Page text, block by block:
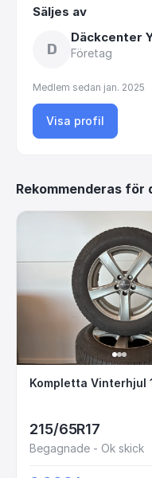
Säljes av
D
Däckcenter
Företag
Medlem sedan jan. 2025
Visa profil
Rekommenderas för
Kompletta
215/65R17
Begagnade - Ok skick